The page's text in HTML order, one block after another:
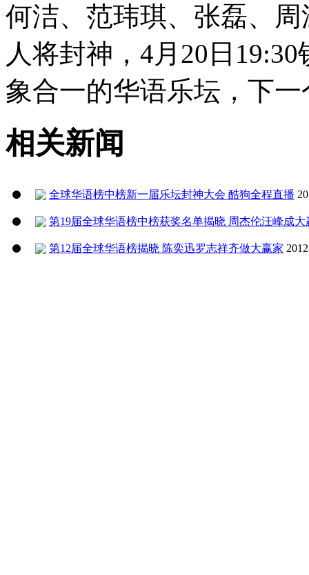
何洁、范玮琪、张磊、
人将封神，4月20日
象合一的华语乐坛，下
相关新闻
全球华语榜中榜新一届乐坛封神大会 酷狗全程直播
第19届全球华语榜中榜获奖名单揭晓 周杰伦汪峰成
第12届全球华语榜揭晓 陈奕迅罗志祥齐做大赢家